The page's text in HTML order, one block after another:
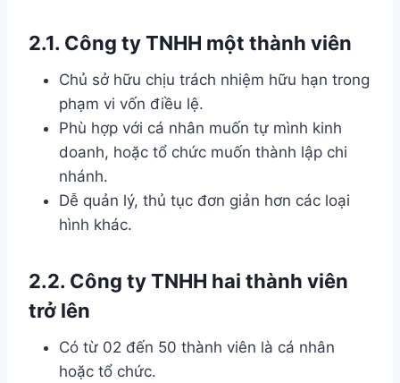
2.1. Công ty TNHH một thành viên
Chủ sở hữu chịu trách nhiệm hữu hạn trong
phạm vi vốn điều lệ.
Phù hợp với cá nhân muốn tự mình kinh
doanh, hoặc tổ chức muốn thành lập chi
nhánh.
Dễ quản lý, thủ tục đơn giản hơn các loại
hình khác.
2.2. Công ty TNHH hai thành viên
trở lên
Có từ 02 đến 50 thành viên là cá nhân
hoặc tổ chức.